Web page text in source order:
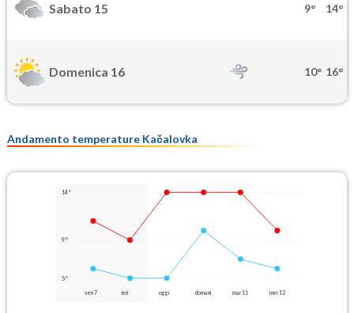
Sabato 15 9° 14°
Domenica 16 10° 16°
Andamento temperature Kačalovka
14°
9°
5°
ven 7 ieri oggi domani mar 11 mer 12